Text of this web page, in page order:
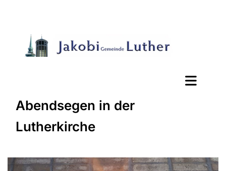
Abendsegen in der
Lutherkirche